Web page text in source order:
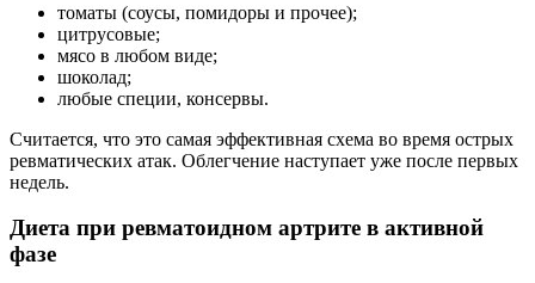
томаты (соусы, помидоры и прочее);
цитрусовые;
мясо в любом виде;
шоколад;
любые специи, консервы.
Считается, что это самая эффективная схема во время острых
ревматических атак. Облегчение наступает уже после первых
недель.
Диета при ревматоидном артрите в активной
фазе